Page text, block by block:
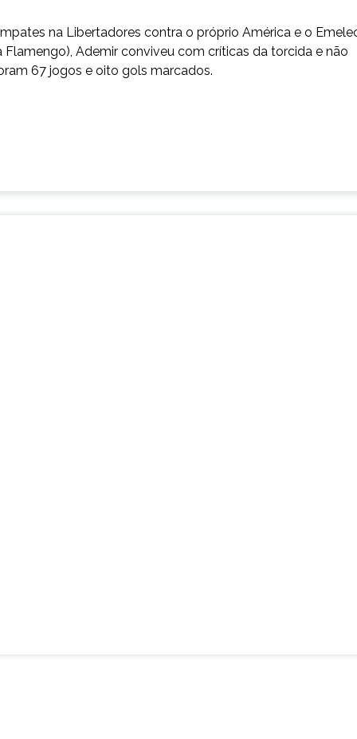
na Libertadores contra o próprio América e o
Ademir conviveu com críticas da torcida e não
67 jogos e oito gols marcados.